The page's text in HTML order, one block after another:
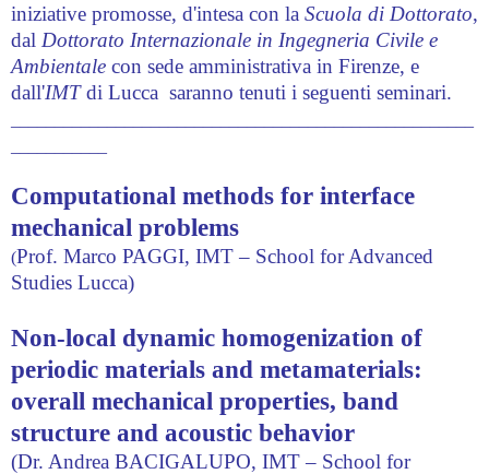
iniziative promosse, d'intesa con la Scuola di Dottorato,
dal Dottorato Internazionale in Ingegneria Civile e
Ambientale con sede amministrativa in Firenze, e
dall'IMTdi Lucca saranno tenuti i seguenti seminari.
Computational methods for interface
mechanical problems
(Prof. Marco PAGGI, IMT – School for Advanced
Studies Lucca)
Non-local dynamic homogenization of
periodic materials and metamaterials:
overall mechanical properties, band
structure and acoustic behavior
(Dr. Andrea BACIGALUPO, IMT – School for